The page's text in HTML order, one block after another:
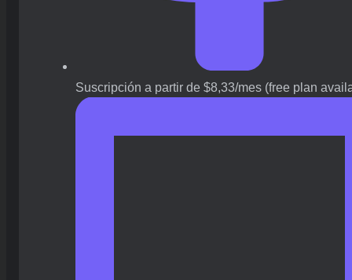
Suscripción a partir de $8,33/mes (free plan